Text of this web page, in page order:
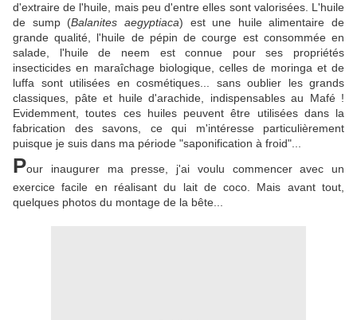
d'extraire de l'huile, mais peu d'entre elles sont valorisées. L'huile
de sump (Balanites aegyptiaca) est une huile alimentaire de
grande qualité, l'huile de pépin de courge est consommée en
salade, l'huile de neem est connue pour ses propriétés
insecticides en maraîchage biologique, celles de moringa et de
luffa sont utilisées en cosmétiques... sans oublier les grands
classiques, pâte et huile d'arachide, indispensables au Mafé !
Evidemment, toutes ces huiles peuvent être utilisées dans la
fabrication des savons, ce qui m'intéresse particulièrement
puisque je suis dans ma période "saponification à froid"...
Pour inaugurer ma presse, j'ai voulu commencer avec un
exercice facile en réalisant du lait de coco. Mais avant tout,
quelques photos du montage de la bête...